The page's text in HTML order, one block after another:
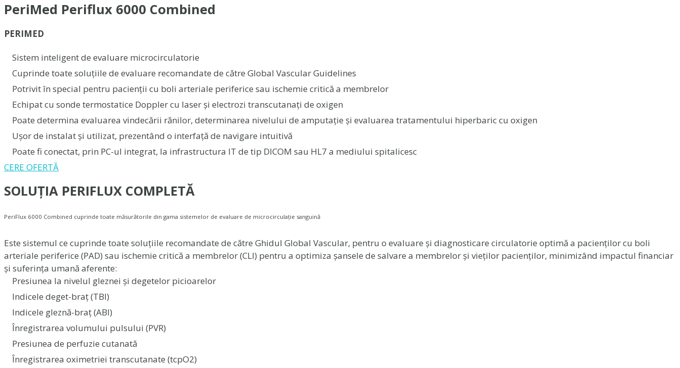
PeriMed Periflux 6000 Combined
PERIMED
Sistem inteligent de evaluare microcirculatorie
Cuprinde toate soluțiile de evaluare recomandate de către Global Vascular Guidelines
Potrivit în special pentru pacienții cu boli arteriale periferice sau ischemie critică a membrelor
Echipat cu sonde termostatice Doppler cu laser și electrozi transcutanați de oxigen
Poate determina evaluarea vindecării rănilor, determinarea nivelului de amputație și evaluarea tratamentului hiperbaric cu oxigen
Ușor de instalat și utilizat, prezentând o interfață de navigare intuitivă
Poate fi conectat, prin PC-ul integrat, la infrastructura IT de tip DICOM sau HL7 a mediului spitalicesc
CERE OFERTĂ
SOLUȚIA PERIFLUX COMPLETĂ
PeriFlux 6000 Combined cuprinde toate măsurătorile din gama sistemelor de evaluare de microcirculație sanguină
Este sistemul ce cuprinde toate soluțiile recomandate de către Ghidul Global Vascular, pentru o evaluare și diagnosticare circulatorie optimă a pacienților cu boli
arteriale periferice (PAD) sau ischemie critică a membrelor (CLI) pentru a optimiza șansele de salvare a membrelor și vieților pacienților, minimizând impactul financiar
și suferința umană aferente:
Presiunea la nivelul gleznei și degetelor picioarelor
Indicele deget-braț (TBI)
Indicele gleznă-braț (ABI)
Înregistrarea volumului pulsului (PVR)
Presiunea de perfuzie cutanată
Înregistrarea oximetriei transcutanate (tcpO2)